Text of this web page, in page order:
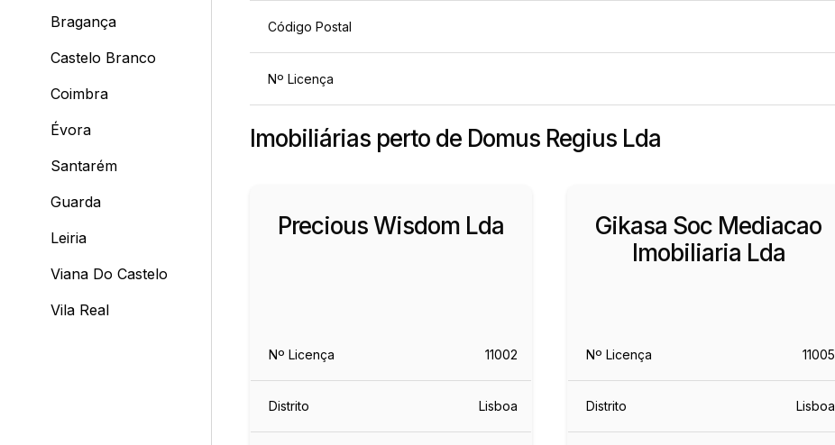
Bragança
Castelo Branco
Coimbra
Évora
Santarém
Guarda
Leiria
Viana Do Castelo
Vila Real
Código Postal
Nº Licença
Imobiliárias perto de Domus Regius Lda
Precious Wisdom Lda
Nº Licença 11002
Distrito Lisboa
Gikasa Soc Mediacao
Imobiliaria Lda
Nº Licença 11005
Distrito Lisboa